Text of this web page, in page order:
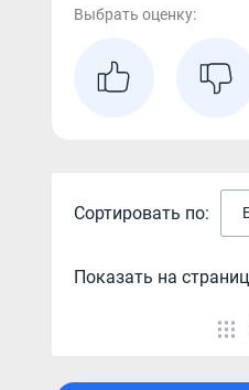
Выбрать оценку:
Сортировать по:
Показать на